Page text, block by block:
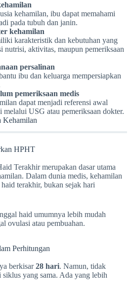
kehamilan, ibu dapat memahami
pada tubuh dan janin.
kehamilan
karakteristik dan kebutuhan yang
nutrisi, aktivitas, maupun pemeriksaan
persalinan
ibu dan keluarga mempersiapkan
pemeriksaan medis
dapat menjadi referensi awal
melalui USG atau pemeriksaan dokter.
Kehamilan
HPHT
Terakhir merupakan dasar utama
Dalam dunia medis, kehamilan
terakhir, bukan sejak hari
haid umumnya lebih mudah
ovulasi atau pembuahan.
Perhitungan
berkisar28 hari. Namun, tidak
yang sama. Ada yang lebih